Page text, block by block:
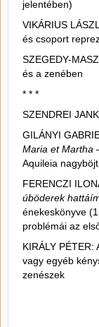
jelentében)
VIKÁRIUS
és csoport
SZEGEDY-
és a zenében
* * *
SZENDREI
GILÁNYI
Maria et Martha
Aquileia
FERENCZI
úböderek
énekeskönyve
problémái az
KIRÁLY
vagy egyéb
zenészek